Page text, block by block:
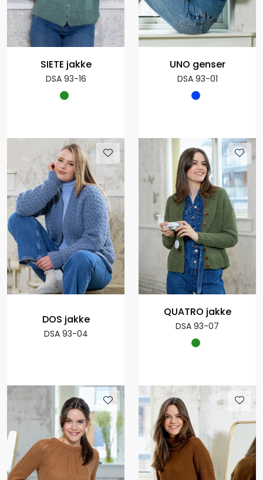
SIETE jakke
DSA 93-16
UNO genser
DSA 93-01
DOS jakke
DSA 93-04
QUATRO jakke
DSA 93-07